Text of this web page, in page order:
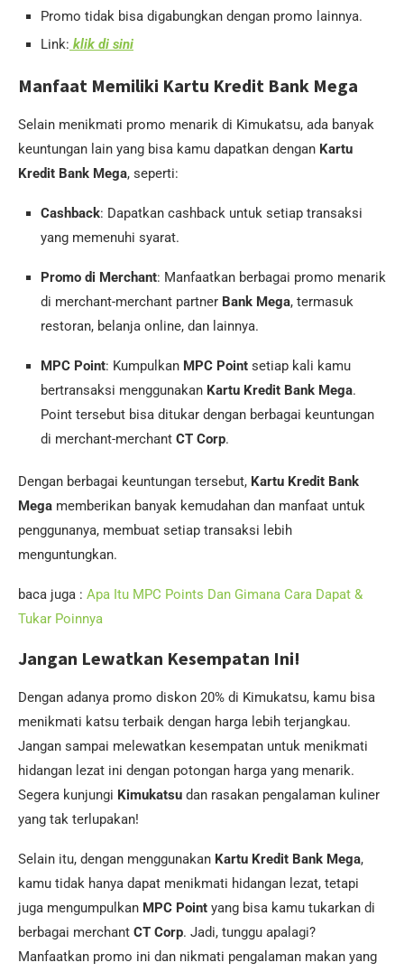
Promo tidak bisa digabungkan dengan promo lainnya.
Link: klik di sini
Manfaat Memiliki Kartu Kredit Bank Mega
Selain menikmati promo menarik di Kimukatsu, ada banyak
keuntungan lain yang bisa kamu dapatkan dengan Kartu
Kredit Bank Mega, seperti:
Cashback: Dapatkan cashback untuk setiap transaksi
yang memenuhi syarat.
Promo di Merchant: Manfaatkan berbagai promo menarik
di merchant-merchant partner Bank Mega, termasuk
restoran, belanja online, dan lainnya.
MPC Point: Kumpulkan MPC Point setiap kali kamu
bertransaksi menggunakan Kartu Kredit Bank Mega.
Point tersebut bisa ditukar dengan berbagai keuntungan
di merchant-merchant CT Corp.
Dengan berbagai keuntungan tersebut, Kartu Kredit Bank
Mega memberikan banyak kemudahan dan manfaat untuk
penggunanya, membuat setiap transaksi lebih
menguntungkan.
baca juga : Apa Itu MPC Points Dan Gimana Cara Dapat &
Tukar Poinnya
Jangan Lewatkan Kesempatan Ini!
Dengan adanya promo diskon 20% di Kimukatsu, kamu bisa
menikmati katsu terbaik dengan harga lebih terjangkau.
Jangan sampai melewatkan kesempatan untuk menikmati
hidangan lezat ini dengan potongan harga yang menarik.
Segera kunjungi Kimukatsu dan rasakan pengalaman kuliner
yang tak terlupakan!
Selain itu, dengan menggunakan Kartu Kredit Bank Mega,
kamu tidak hanya dapat menikmati hidangan lezat, tetapi
juga mengumpulkan MPC Point yang bisa kamu tukarkan di
berbagai merchant CT Corp. Jadi, tunggu apalagi?
Manfaatkan promo ini dan nikmati pengalaman makan yang